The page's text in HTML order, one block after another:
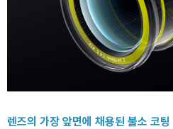
렌즈의 가장 앞면에 채용된 불소 코팅